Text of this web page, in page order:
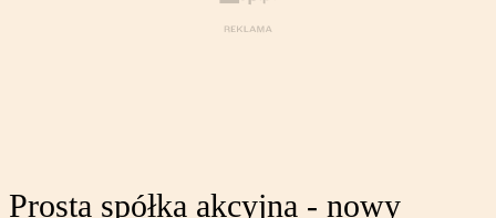
Prosta spółka akcyjna - nowy